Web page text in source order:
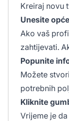
Kreiraj novu
Unesite
Ako vaš
zahtijevati.
Popunite
Možete
potrebnih
Kliknite
Vrijeme je